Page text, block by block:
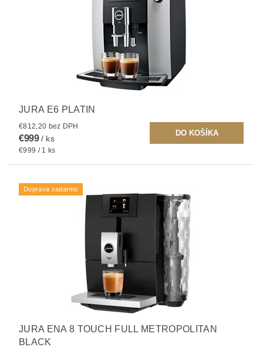
JURA E6 PLATIN
€812,20 bez DPH
€999/ ks
€999 / 1 ks
Doprava zadarmo
JURA ENA 8 TOUCH FULL METROPOLITAN
BLACK